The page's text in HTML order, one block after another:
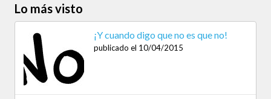
Lo más visto
¡Y cuando digo que no es que no!
publicado el 10/04/2015